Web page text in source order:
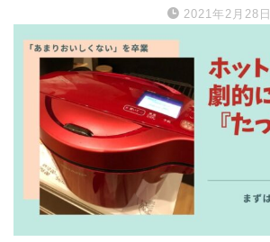
2021年2月28日